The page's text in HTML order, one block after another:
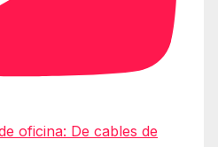
oficina: De cables de